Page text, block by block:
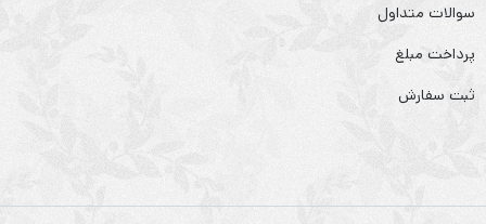
سوالات متداول
پرداخت مبلغ
ثبت سفارش